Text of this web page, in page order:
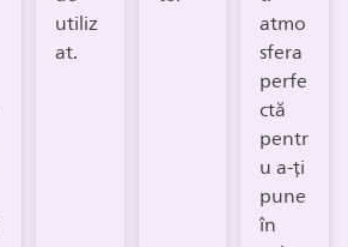
utiliz
at.
atmo
sfera
perfe
ctă
pentr
u a-ți
pune
în